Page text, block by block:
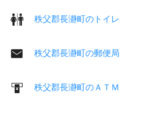
秩父郡長瀞町のトイレ
秩父郡長瀞町の郵便局
秩父郡長瀞町のＡＴＭ